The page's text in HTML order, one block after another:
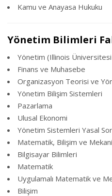
Kamu ve Anayasa Hukuku
Yönetim Bilimleri
Yönetim (Illinois
Finans ve Muhasebe
Organizasyon Teorisi ve
Yönetim Bilişim Sistemleri
Pazarlama
Ulusal Ekonomi
Yönetim Sistemleri Yasal
Matematik, Bilişim ve
Bilgisayar Bilimleri
Matematik
Uygulamalı Matematik ve
Bilişim